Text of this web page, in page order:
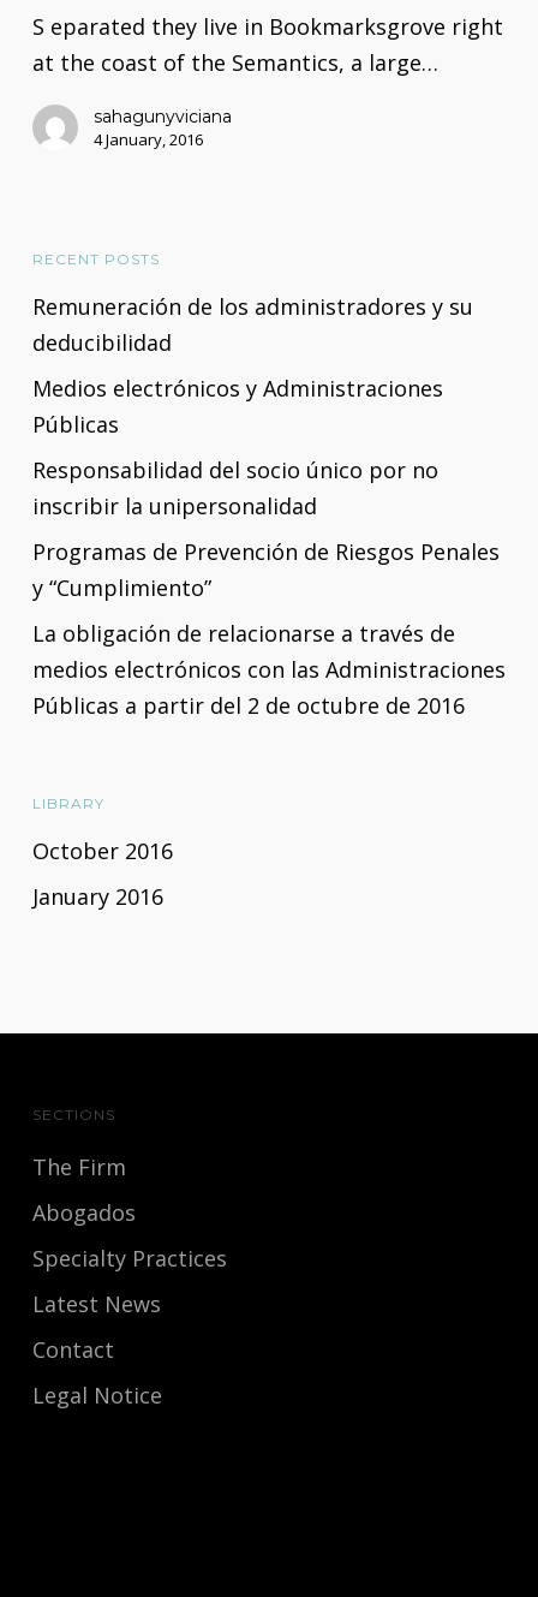
de
medios
con
a
partir
del
2
de
S eparated they live in Bookmarksgrove right
at the coast of the Semantics, a large…
sahagunyviciana
4 January, 2016
RECENT POSTS
Remuneración de los administradores y su
deducibilidad
Medios electrónicos y Administraciones
Públicas
Responsabilidad del socio único por no
inscribir la unipersonalidad
Programas de Prevención de Riesgos Penales
y “Cumplimiento”
La obligación de relacionarse a través de
medios electrónicos con las Administraciones
Públicas a partir del 2 de octubre de 2016
LIBRARY
October 2016
January 2016
SECTIONS
The Firm
Abogados
Specialty Practices
Latest News
Contact
Legal Notice